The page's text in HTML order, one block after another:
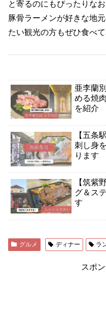
と寄るのにもぴったりなお
豚骨ラーメンが好きな地
たい観光の方もぜひ食べ
亜李蘭
める焼
を紹介
【五条
刺し身
ります
【筑紫
グ＆ス
す
グルメ ディナー ラ
スポ